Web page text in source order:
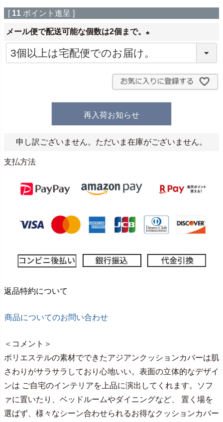
[ 11 ポイント進呈 ]
メール便で配送可能な個数は2個まで。
必
須
)
再入荷お知らせ
申し訳ございません。ただいま在庫がございません。
支払方法
返品特約について
商品についてのお問い合わせ
＜コメント＞
ポリエステルの素材でできたアジアンクッションカバーは肌
さわりがサラサラしており心地いい。表面の立体的なデザイ
ンは ご自宅のインテリアを上品に演出してくれます。ソフ
ァに置いたり、ベッドルームやダイニングなど、 置く場を
選ばず、様々なシーン合わせられるお得なクッションカバー